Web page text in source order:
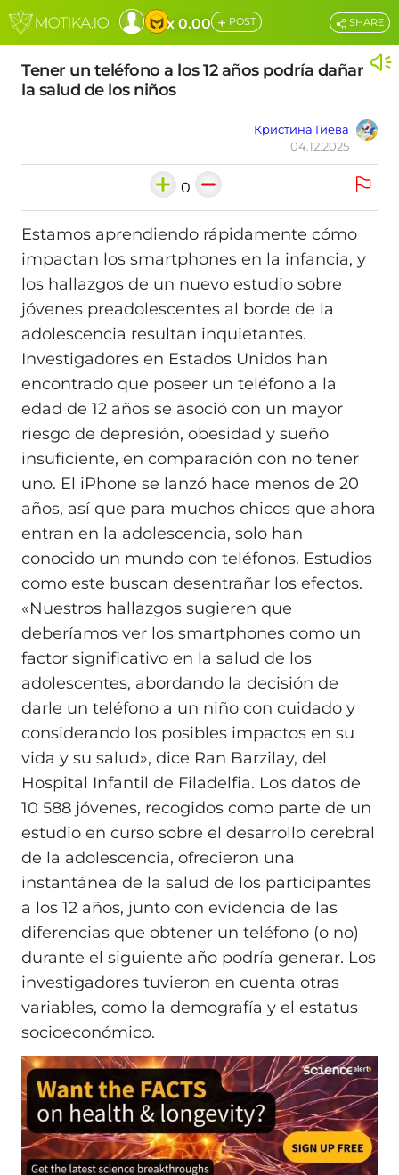
x 0.00 + POST
Tener un teléfono a los 12 años podría dañar
la salud de los niños
Кристина Гиева
04.12.2025
SHARE
0
Estamos aprendiendo rápidamente cómo
impactan los smartphones en la infancia, y
los hallazgos de un nuevo estudio sobre
jóvenes preadolescentes al borde de la
adolescencia resultan inquietantes.
Investigadores en Estados Unidos han
encontrado que poseer un teléfono a la
edad de 12 años se asoció con un mayor
riesgo de depresión, obesidad y sueño
insuficiente, en comparación con no tener
uno. El iPhone se lanzó hace menos de 20
años, así que para muchos chicos que ahora
entran en la adolescencia, solo han
conocido un mundo con teléfonos. Estudios
como este buscan desentrañar los efectos.
«Nuestros hallazgos sugieren que
deberíamos ver los smartphones como un
factor significativo en la salud de los
adolescentes, abordando la decisión de
darle un teléfono a un niño con cuidado y
considerando los posibles impactos en su
vida y su salud», dice Ran Barzilay, del
Hospital Infantil de Filadelfia. Los datos de
10 588 jóvenes, recogidos como parte de un
estudio en curso sobre el desarrollo cerebral
de la adolescencia, ofrecieron una
instantánea de la salud de los participantes
a los 12 años, junto con evidencia de las
diferencias que obtener un teléfono (o no)
durante el siguiente año podría generar. Los
investigadores tuvieron en cuenta otras
variables, como la demografía y el estatus
socioeconómico.